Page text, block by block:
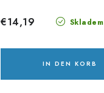
Skladem
€14,19
IN DEN KORB